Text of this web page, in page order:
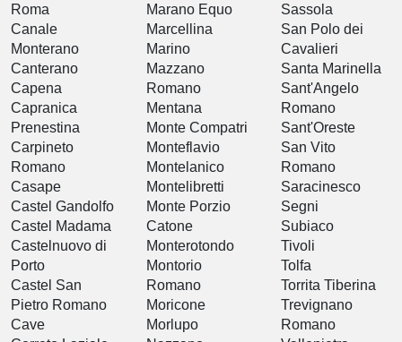
Roma
Canale
Monterano
Canterano
Capena
Capranica
Prenestina
Carpineto
Romano
Casape
Castel Gandolfo
Castel Madama
Castelnuovo di
Porto
Castel San
Pietro Romano
Cave
Marano Equo
Marcellina
Marino
Mazzano
Romano
Mentana
Monte Compatri
Monteflavio
Montelanico
Montelibretti
Monte Porzio
Catone
Monterotondo
Montorio
Romano
Moricone
Morlupo
Sassola
San Polo dei
Cavalieri
Santa Marinella
Sant'Angelo
Romano
Sant'Oreste
San Vito
Romano
Saracinesco
Segni
Subiaco
Tivoli
Tolfa
Torrita Tiberina
Trevignano
Romano